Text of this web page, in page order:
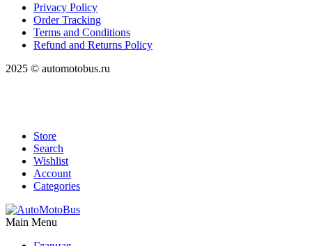
Privacy Policy
Order Tracking
Terms and Conditions
Refund and Returns Policy
2025 © automotobus.ru
Store
Search
Wishlist
Account
Categories
Main Menu